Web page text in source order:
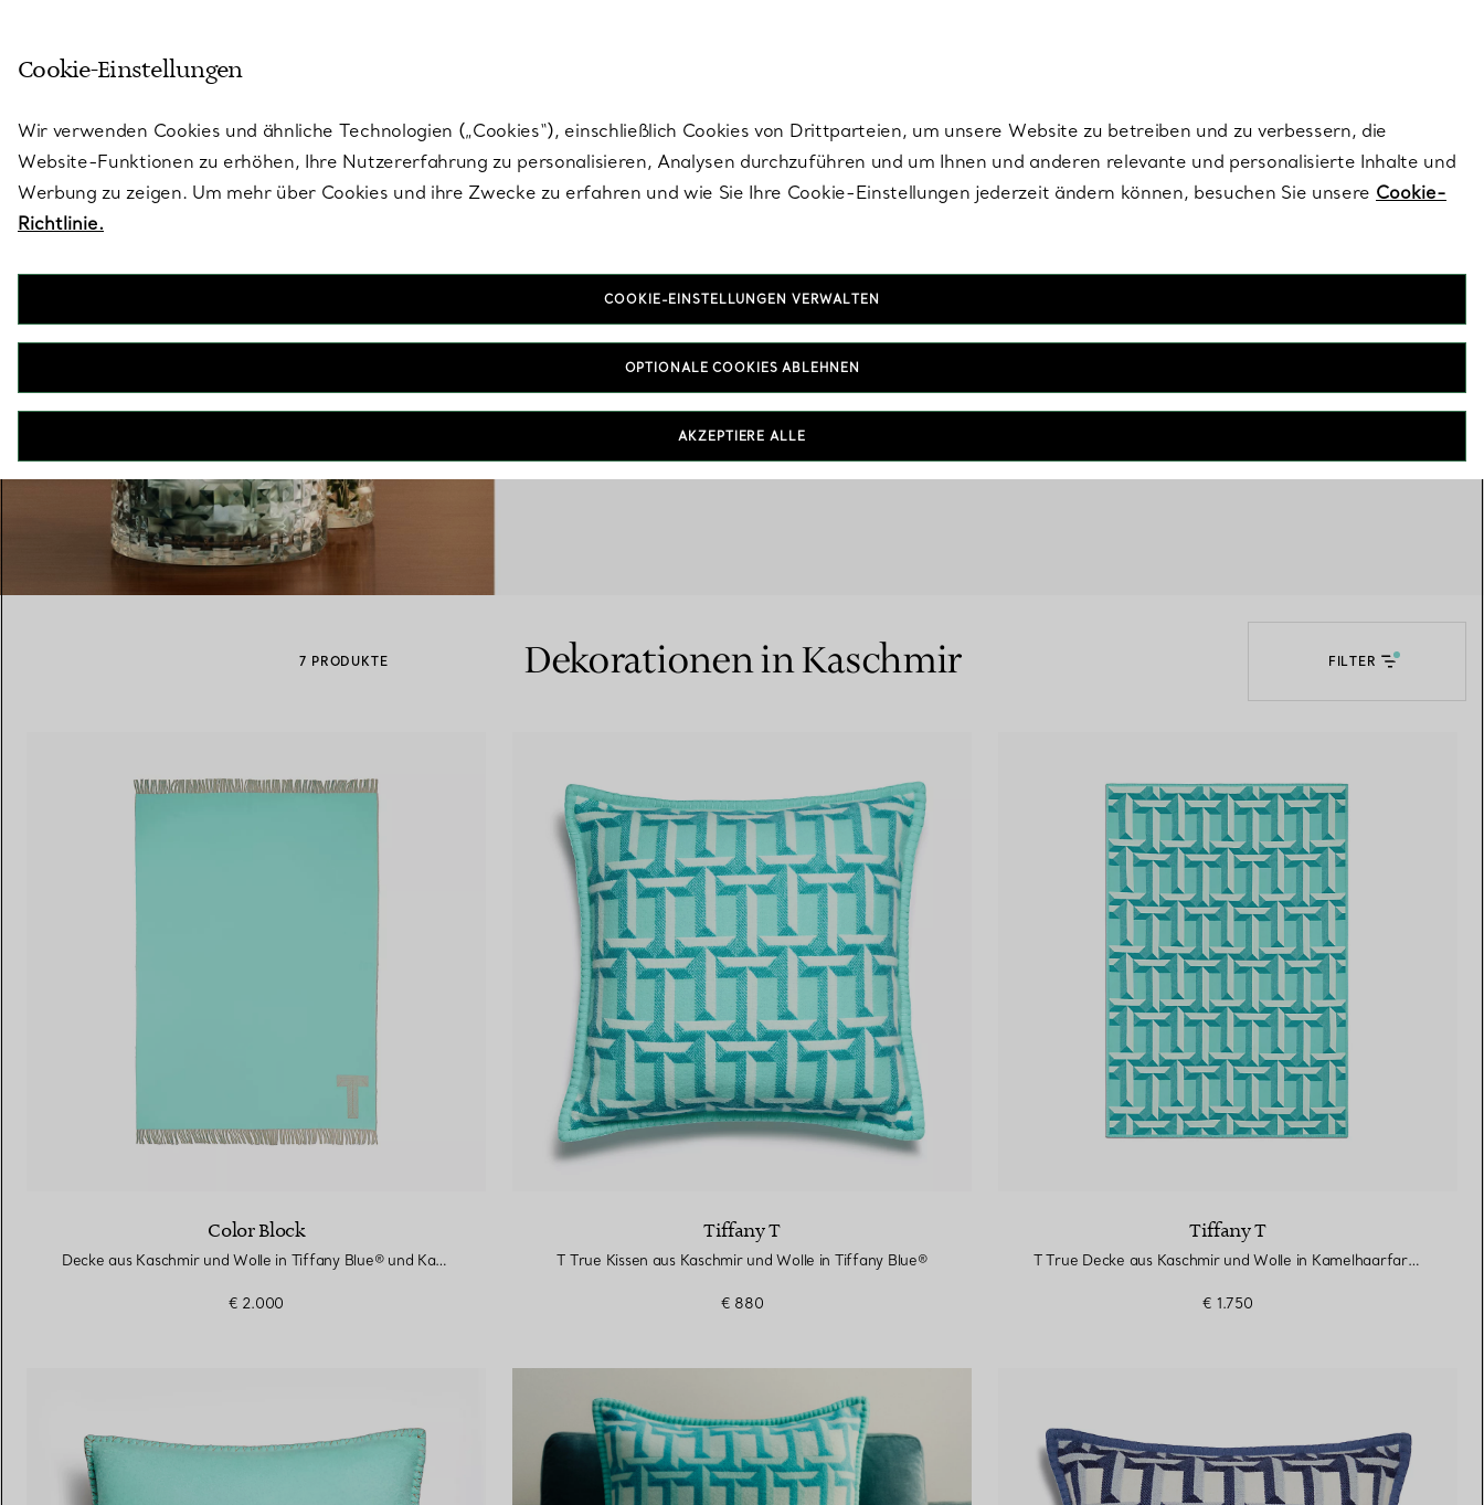
Eheringe für Damen
mit einem Tiffany-Diamantenexperten.
Deko
7 PRODUKTE Dekorationen in Kaschmir FILTER
Color Block
Decke aus Kaschmir und Wolle in Tiffany Blue® und Kamelbraun
€ 2.000
Tiffany T
T True Kissen aus Kaschmir und Wolle in Tiffany Blue®
€ 880
Tiffany T
T True Decke aus Kaschmir und Wolle in Kamelhaarfarben
€ 1.750
Cookie-Einstellungen
Wir verwenden Cookies und ähnliche Technologien („Cookies“), einschließlich Cookies von Drittparteien, um unsere Website zu betreiben und zu verbessern, die
Website-Funktionen zu erhöhen, Ihre Nutzererfahrung zu personalisieren, Analysen durchzuführen und um Ihnen und anderen relevante und personalisierte Inhalte und
Werbung zu zeigen. Um mehr über Cookies und ihre Zwecke zu erfahren und wie Sie Ihre Cookie-Einstellungen jederzeit ändern können, besuchen Sie unsere Cookie-
Richtlinie.
COOKIE-EINSTELLUNGEN VERWALTEN
OPTIONALE COOKIES ABLEHNEN
AKZEPTIERE ALLE